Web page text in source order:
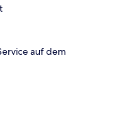
auf dem